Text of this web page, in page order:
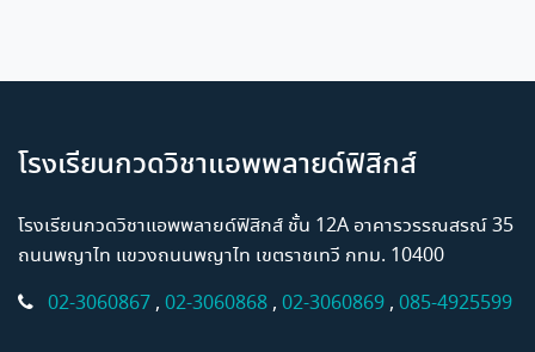
โรงเรียนกวดวิชาแอพพลายด์ฟิสิกส์
โรงเรียนกวดวิชาแอพพลายด์ฟิสิกส์ ชั้น 12A อาคารวรรณสรณ์ 35
ถนนพญาไท แขวงถนนพญาไท เขตราชเทวี กทม. 10400
02-3060867 , 02-3060868 , 02-3060869 , 085-4925599